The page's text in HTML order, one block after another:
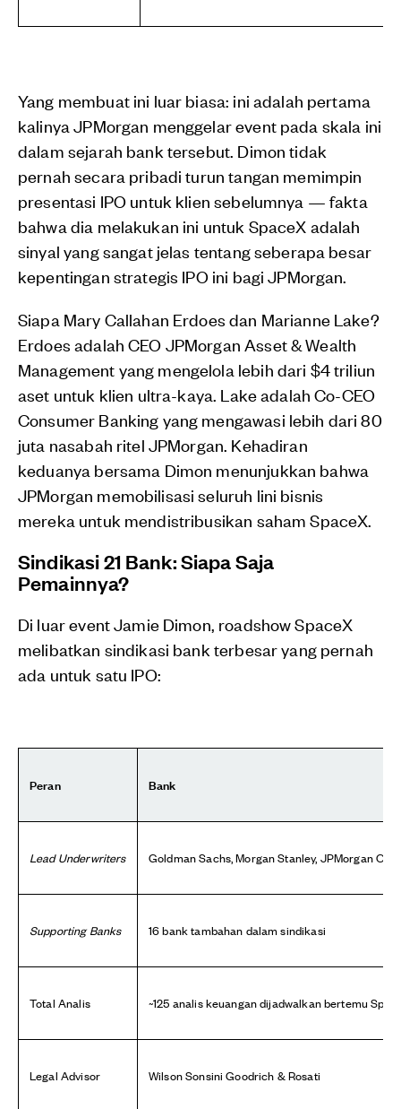
Yang membuat ini luar biasa: ini adalah pertama
kalinya JPMorgan menggelar event pada skala ini
dalam sejarah bank tersebut. Dimon tidak
pernah secara pribadi turun tangan memimpin
presentasi IPO untuk klien sebelumnya — fakta
bahwa dia melakukan ini untuk SpaceX adalah
sinyal yang sangat jelas tentang seberapa besar
kepentingan strategis IPO ini bagi JPMorgan.
Siapa Mary Callahan Erdoes dan Marianne Lake?
Erdoes adalah CEO JPMorgan Asset & Wealth
Management yang mengelola lebih dari $4 triliun
aset untuk klien ultra-kaya. Lake adalah Co-CEO
Consumer Banking yang mengawasi lebih dari 80
juta nasabah ritel JPMorgan. Kehadiran
keduanya bersama Dimon menunjukkan bahwa
JPMorgan memobilisasi seluruh lini bisnis
mereka untuk mendistribusikan saham SpaceX.
Sindikasi 21 Bank: Siapa Saja
Pemainnya?
Di luar event Jamie Dimon, roadshow SpaceX
melibatkan sindikasi bank terbesar yang pernah
ada untuk satu IPO:
Peran Bank
Lead Underwriters Goldman Sachs, Morgan Stanley, JPMorgan
Supporting Banks 16 bank tambahan dalam sindikasi
Total Analis ~125 analis keuangan dijadwalkan bertemu
Legal Advisor Wilson Sonsini Goodrich & Rosati